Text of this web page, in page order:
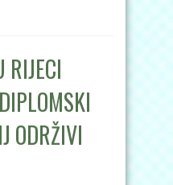
RIJECI
ODRŽIVI